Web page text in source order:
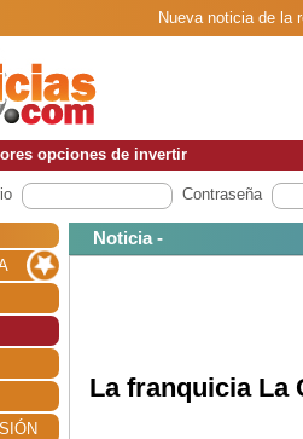
Nueva noticia de la
opciones de invertir
Contraseña
Noticia -
La franquicia La